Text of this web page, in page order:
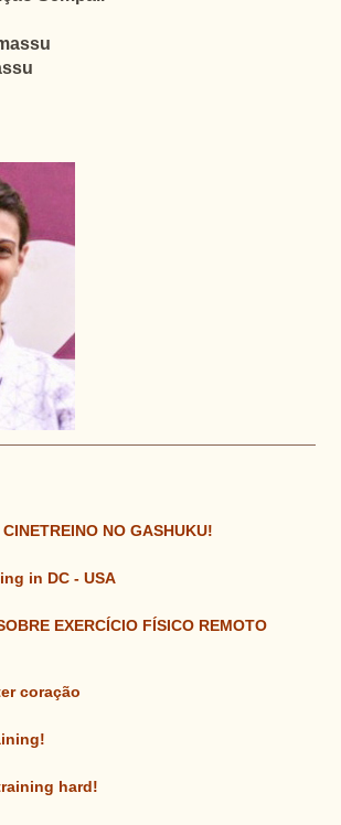
CINETREINO NO GASHUKU!
in DC - USA
EXERCÍCIO FÍSICO REMOTO
coração
hard!